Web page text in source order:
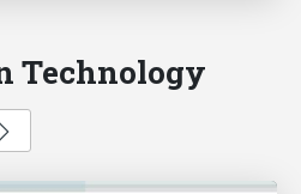
Technology